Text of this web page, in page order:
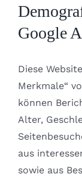
Google
Diese
Merkmale“
können
Alter,
aus
sowie aus